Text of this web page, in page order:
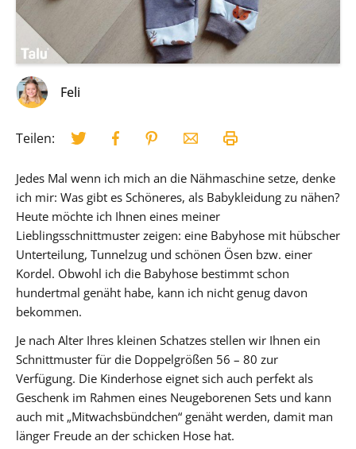
Feli
Teilen:
Jedes Mal wenn ich mich an die Nähmaschine setze, denke
ich mir: Was gibt es Schöneres, als Babykleidung zu nähen?
Heute möchte ich Ihnen eines meiner
Lieblingsschnittmuster zeigen: eine Babyhose mit hübscher
Unterteilung, Tunnelzug und schönen Ösen bzw. einer
Kordel. Obwohl ich die Babyhose bestimmt schon
hundertmal genäht habe, kann ich nicht genug davon
bekommen.
Je nach Alter Ihres kleinen Schatzes stellen wir Ihnen ein
Schnittmuster für die Doppelgrößen 56 – 80 zur
Verfügung. Die Kinderhose eignet sich auch perfekt als
Geschenk im Rahmen eines Neugeborenen Sets und kann
auch mit „Mitwachsbündchen“ genäht werden, damit man
länger Freude an der schicken Hose hat.